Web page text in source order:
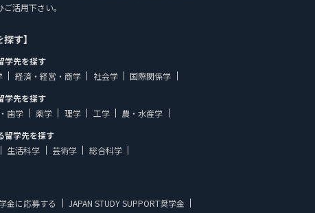
活用下さい。
す】
学先を探す
経済・経営・商学 社会学
国際関係学
学先を探す
歯学 薬学 理学 工学
農・水産学
留学先を探す
生活科学 芸術学 総合科学
金に応募する JAPAN STUDY SUPPORT奨学金